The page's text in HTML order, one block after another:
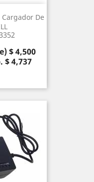
Cargador De
$ 4,500
$ 4,737